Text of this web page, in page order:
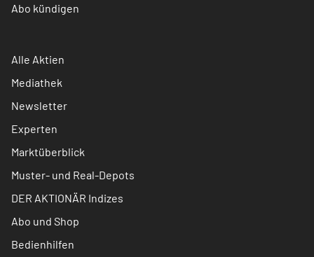
Abo kündigen
Alle Aktien
Mediathek
Newsletter
Experten
Marktüberblick
Muster- und Real-Depots
DER AKTIONÄR Indizes
Abo und Shop
Bedienhilfen